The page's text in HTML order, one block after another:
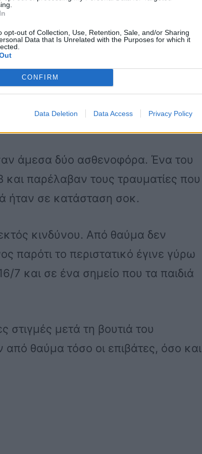
opt-out of Collection, Use, Retention, Sale, and/or Sharing
Data that Is Unrelated with the Purposes for which it
CONFIRM
Data Deletion Data Access Privacy Policy
του ethnos.gr, επέβαινε
του, οι οποίοι διακομίστηκαν στο
«oυρανό» και το αναποδογύρισαν
άμεσος κίνδυνος πνιγμού για
άμεσα δύο ασθενοφόρα. Ένα του
παρέλαβαν τους τραυματίες που
ήταν σε κατάσταση σοκ.
κινδύνου. Από θαύμα δεν
παρότι το περιστατικό έγινε γύρω
7 και σε ένα σημείο που τα παιδιά
στιγμές μετά τη βουτιά του
θαύμα τόσο οι επιβάτες, όσο και